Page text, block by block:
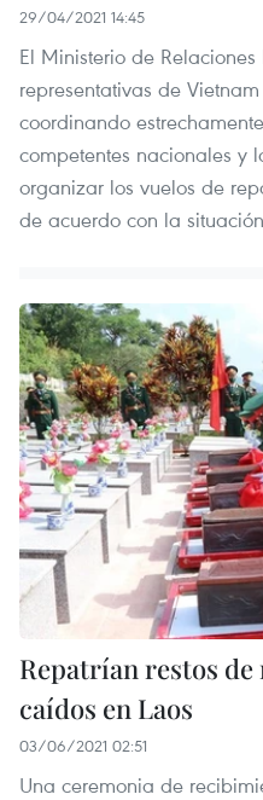
29/04/2021 14:45
El Ministerio de
representativas de
coordinando
competentes nacionales y
organizar los vuelos de
de acuerdo con la
Repatrían restos
caídos en Laos
03/06/2021 02:51
Una ceremonia de